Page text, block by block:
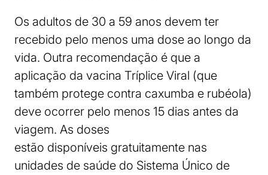
Os adultos de 30 a 59 anos devem ter
recebido pelo menos uma dose ao longo da
vida. Outra recomendação é que a
aplicação da vacina Tríplice Viral (que
também protege contra caxumba e rubéola)
deve ocorrer pelo menos 15 dias antes da
viagem. As doses
estão disponíveis gratuitamente nas
unidades de saúde do Sistema Único de